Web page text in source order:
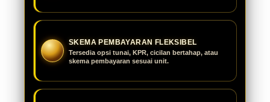
SKEMA PEMBAYARAN FLEKSIBEL
Tersedia opsi tunai, KPR, cicilan bertahap, atau
skema pembayaran sesuai unit.